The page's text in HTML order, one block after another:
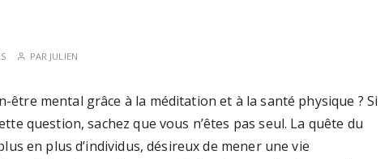
PAR JULIEN
être mental grâce à la méditation et à la santé physique ? Si
question, sachez que vous n’êtes pas seul. La quête du
en plus d’individus, désireux de mener une vie